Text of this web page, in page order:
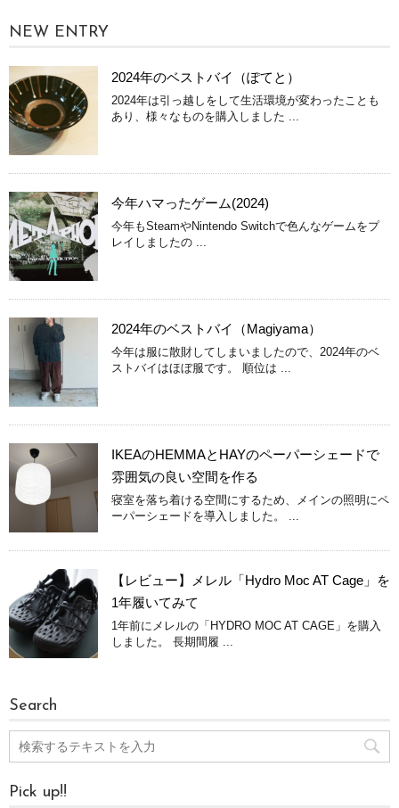
NEW ENTRY
2024年のベストバイ（ぽてと）
2024年は引っ越しをして生活環境が変わったことも
あり、様々なものを購入しました ...
今年ハマったゲーム(2024)
今年もSteamやNintendo Switchで色んなゲームをプ
レイしましたの ...
2024年のベストバイ（Magiyama）
今年は服に散財してしまいましたので、2024年のベ
ストバイはほぼ服です。 順位は ...
IKEAのHEMMAとHAYのペーパーシェードで
雰囲気の良い空間を作る
寝室を落ち着ける空間にするため、メインの照明にペ
ーパーシェードを導入しました。 ...
【レビュー】メレル「Hydro Moc AT Cage」を
1年履いてみて
1年前にメレルの「HYDRO MOC AT CAGE」を購入
しました。 長期間履 ...
Search
Pick up!!